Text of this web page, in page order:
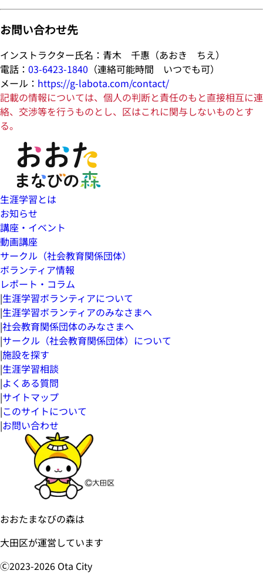
お問い合わせ先
インストラクター氏名：青木 千惠（あおき ちえ）
電話： 03-6423-1840 （連絡可能時間 いつでも可）
メール： https://g-labota.com/contact/
記載の情報については、個人の判断と責任のもと直接相互に連
絡、交渉等を行うものとし、区はこれに関与しないものとす
る。
生涯学習とは
お知らせ
講座・イベント
動画講座
サークル（社会教育関係団体）
ボランティア情報
レポート・コラム
|生涯学習ボランティアについて
|生涯学習ボランティアのみなさまへ
|社会教育関係団体のみなさまへ
|サークル（社会教育関係団体）について
|施設を探す
|生涯学習相談
|よくある質問
|サイトマップ
|このサイトについて
|お問い合わせ
おおたまなびの森は
大田区が運営しています
Ⓒ2023-2026 Ota City